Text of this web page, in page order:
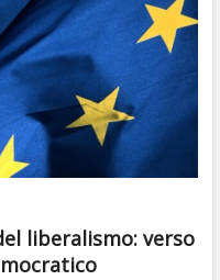
liberalismo: verso